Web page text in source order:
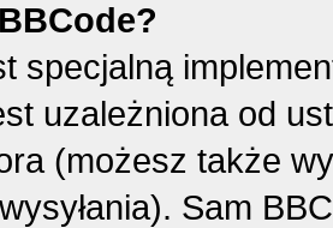
specjalną
uzależniona od
(możesz także
Sam